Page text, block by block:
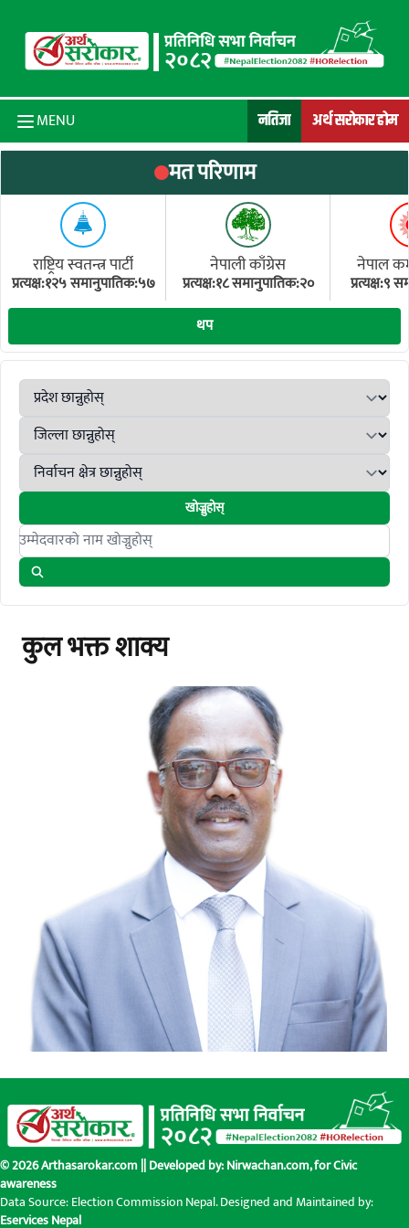
MENU नतिजा अर्थ सरोकार होम
मत परिणाम
राष्ट्रिय स्वतन्त्र पार्टी
प्रत्यक्ष:१२५ समानुपातिक:५७
नेपाली काँग्रेस
प्रत्यक्ष:१८ समानुपातिक:२०
नेपाल
प्रत्यक्ष:९
थप
खोज्नुहोस्
Search candidates
कुल भक्त शाक्य
© 2026 Arthasarokar.com || Developed by:Nirwachan.com, for Civic
awareness
Data Source: Election Commission Nepal. Designed and Maintained by:
Eservices Nepal